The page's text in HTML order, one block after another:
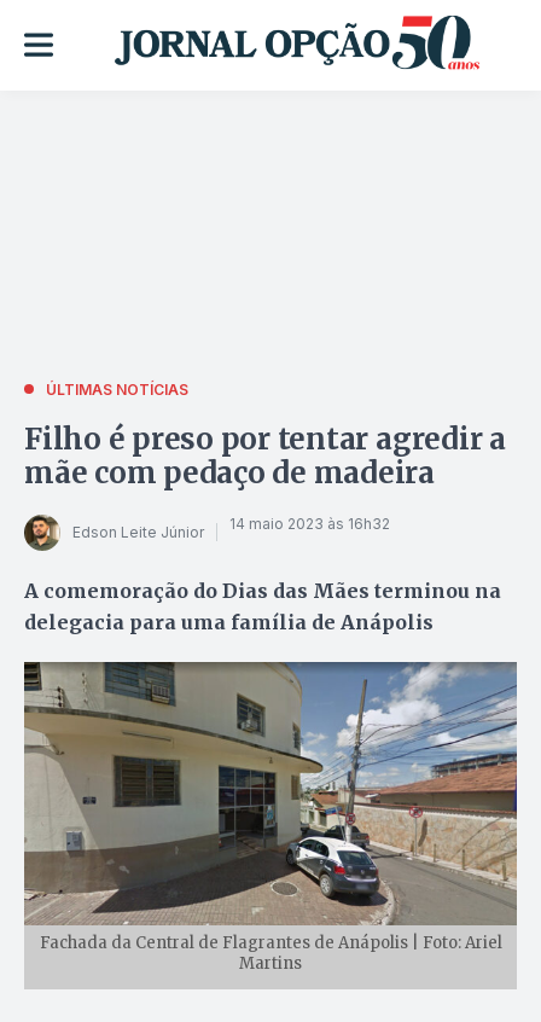
ÚLTIMAS NOTÍCIAS
Filho é preso por tentar agredir a
mãe com pedaço de madeira
Edson Leite Júnior 14 maio 2023 às 16h32
A comemoração do Dias das Mães terminou na
delegacia para uma família de Anápolis
Fachada da Central de Flagrantes de Anápolis | Foto: Ariel
Martins